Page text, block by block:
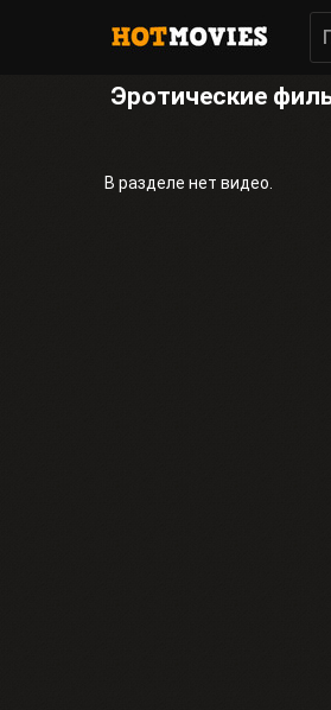
Эротические
В разделе нет видео.